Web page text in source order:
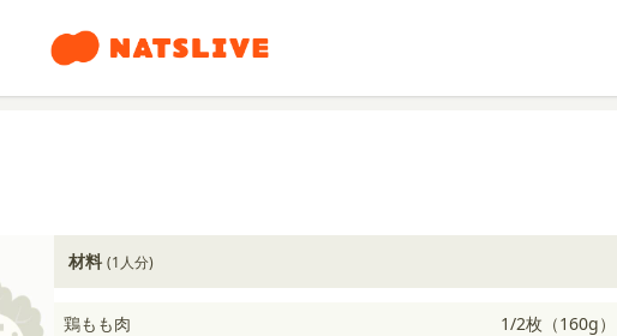
材料 (1人分)
鶏もも肉
1/2枚（160g）